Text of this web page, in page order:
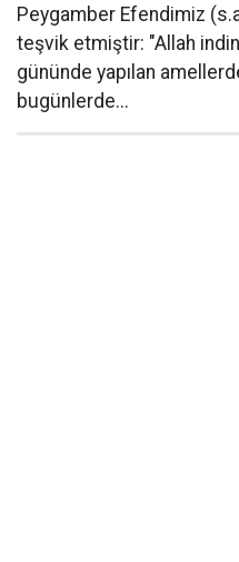
Peygamber Efendimiz
teşvik etmiştir: "Allah
gününde yapılan
bugünlerde...